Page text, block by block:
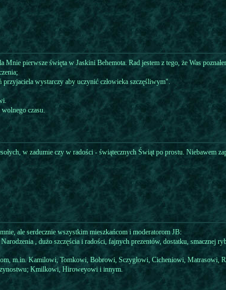
Mnie pierwsze święta w Jaskini Behemota. Rad jestem z tego, że Was
wystarczy aby uczynić człowieka szczęśliwym".
czasu.
w zadumie czy w radości - świątecznych Świąt po prostu. Niebawem
ale serdecznie wszystkim mieszkańcom i moderatorom JB:
, dużo szczęścia i radości, fajnych prezentów, dostatku, smacznej
m.in. Kamilowi, Tomkowi, Bobrowi, Sczygłowi, Cicheniowi,
Kmilkowi, Hiroweyowi i innym.